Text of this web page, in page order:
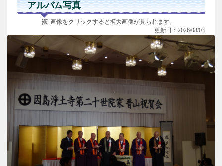
アルバム写真
画像をクリックすると拡大画像が見られます。
更新日：2026/08/03